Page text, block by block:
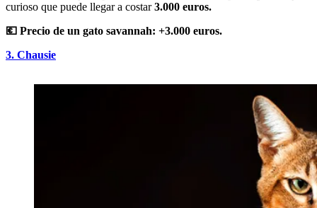
curioso que puede llegar a costar3.000 euros.
💶 Precio de un gato savannah: +3.000 euros.
3. Chausie